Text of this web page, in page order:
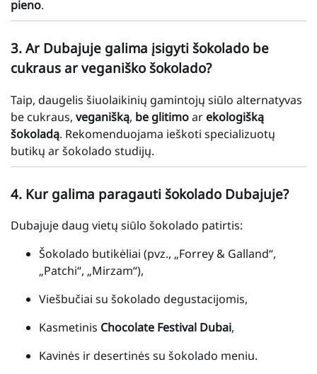
pieno.
3. Ar Dubajuje galima įsigyti šokolado be
cukraus ar veganiško šokolado?
Taip, daugelis šiuolaikinių gamintojų siūlo alternatyvas
be cukraus, veganišką, be glitimoar ekologišką
šokoladą. Rekomenduojama ieškoti specializuotų
butikų ar šokolado studijų.
4. Kur galima paragauti šokolado Dubajuje?
Dubajuje daug vietų siūlo šokolado patirtis:
Šokolado butikėliai (pvz., „Forrey & Galland“,
„Patchi“, „Mirzam“),
Viešbučiai su šokolado degustacijomis,
Kasmetinis Chocolate Festival Dubai,
Kavinės ir desertinės su šokolado meniu.